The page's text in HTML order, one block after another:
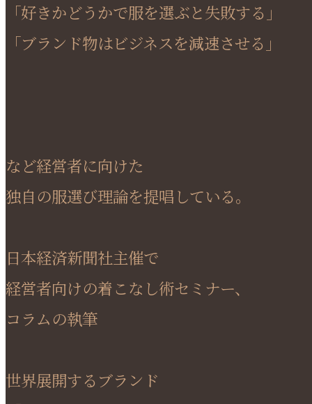
「好きかどうかで服を選ぶと失敗する」
「ブランド物はビジネスを減速させる」
など経営者に向けた
独自の服選び理論を提唱している。
日本経済新聞社主催で
経営者向けの着こなし術セミナー、
コラムの執筆
世界展開するブランド